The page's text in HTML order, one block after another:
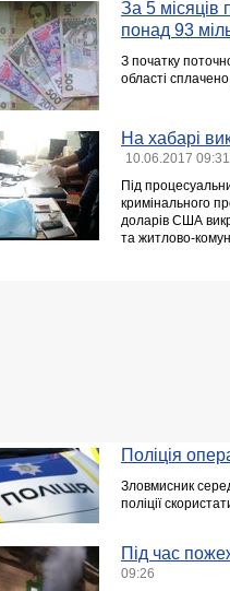
За 5 місяців
понад 93
З початку
області
На хабарі
10.06.2017 09:31
Під
кримінального
доларів США
та житлово-
Поліція
Зловмисник
поліції
Під час
09:26